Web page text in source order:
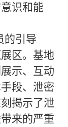
识和能
的引导
区。基地
示、互动
段、泄密
揭示了泄
来的严重